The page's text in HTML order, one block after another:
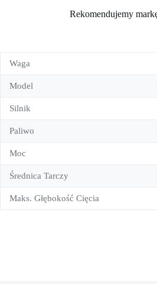
Rekomendujemy
Waga
Model
Silnik
Paliwo
Moc
Średnica Tarczy
Maks. Głębokość Cięcia